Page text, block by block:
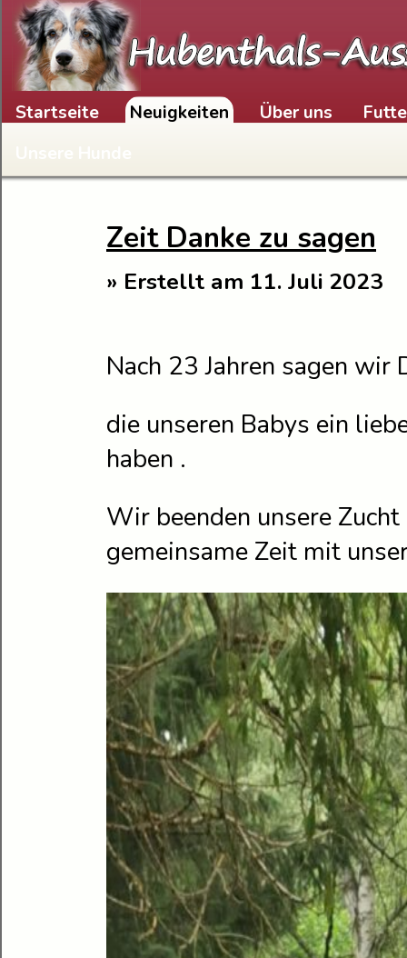
Skip to content
Startseite Neuigkeiten Über uns
Unsere Hunde
Zeit Danke zu sagen
» Erstellt am 11. Juli 2023
Nach 23 Jahren sagen wir
die unseren Babys ein
haben .
Wir beenden unsere
gemeinsame Zeit mit